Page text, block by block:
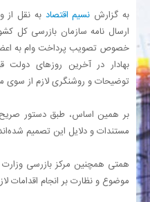
اقتصاد
خانه
به گزارش نسیم اقتصاد به نقل از
ارسال نامه سازمان بازرسی کل
خصوص تصویب پرداخت وام به
بهادار در آخرین روزهای دولت
توضیحات و روشنگری لازم از
بر همین اساس، طبق دستور صریح
مستندات و دلایل این تصمیم
همتی همچنین مرکز بازرسی وزارت
موضوع و نظارت بر انجام اقدامات